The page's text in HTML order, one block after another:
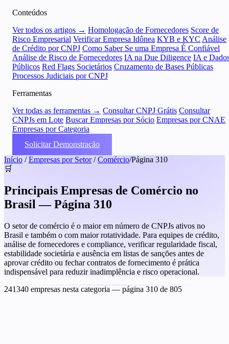
Conteúdos
Ver todos os artigos → Homologação de Fornecedores Score de
Risco Empresarial Verificar Empresa Idônea KYB e KYC Análise
de Crédito por CNPJ Como Saber Se uma Empresa É Confiável
Análise de Risco de Fornecedores IA na Due Diligence IA e
Públicos Red Flags Societários Cruzamento de Bases Públicas
Processos Judiciais por CNPJ
Ferramentas
Ver todas as ferramentas → Consultar CNPJ Grátis Consultar
CNPJs em Lote Buscar Empresas por Sócio Empresas por CNAE
Empresas por Categoria
Solicitar Demonstração
Início / Empresas por Setor / Comércio/Página 310
🛒
Principais Empresas de Comércio no
Brasil — Página 310
O setor de comércio é o maior em número de CNPJs ativos no
Brasil e também o com maior rotatividade. Para equipes de crédito,
análise de fornecedores e compliance, verificar regularidade fiscal,
estabilidade societária e ausência em listas de sanções antes de
aprovar crédito ou fechar contratos de fornecimento é prática
indispensável para reduzir inadimplência e risco operacional.
241340 empresas nesta categoria — página 310 de 805